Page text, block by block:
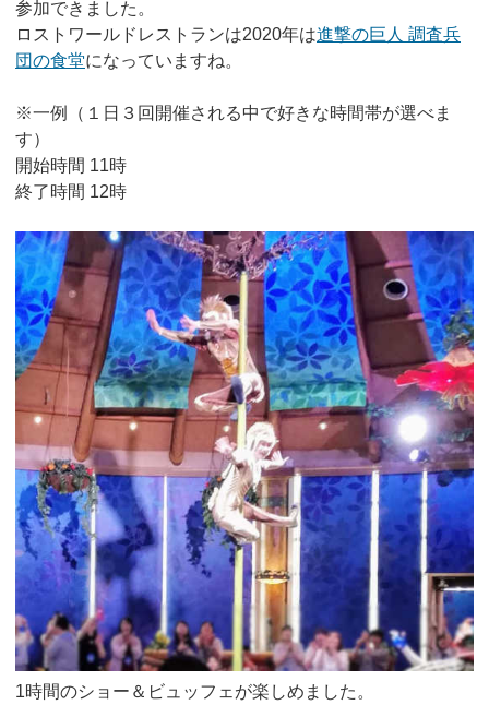
参加できました。
ロストワールドレストランは2020年は進撃の巨人 調査兵
団の食堂になっていますね。
※一例（１日３回開催される中で好きな時間帯が選べま
す）
開始時間 11時
終了時間 12時
1時間のショー＆ビュッフェが楽しめました。